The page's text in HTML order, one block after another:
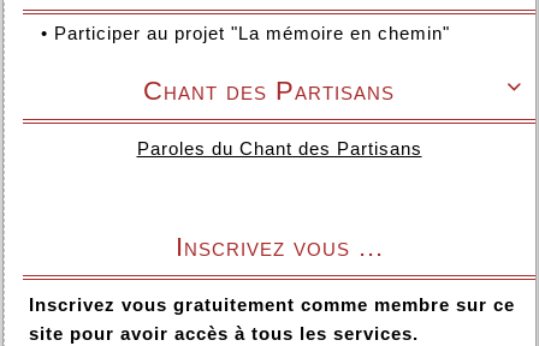
• Participer au projet "La mémoire en chemin"

Chant des Partisans
Paroles du Chant des Partisans
Inscrivez vous ...
Inscrivez vous gratuitement comme membre sur ce
site pour avoir accès à tous les services.